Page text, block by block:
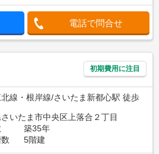
電話で問合せ
初期費用に注目
線・根岸線/さいたま新都心駅 徒歩
いたま市中央区上落合２丁目
築35年
5階建